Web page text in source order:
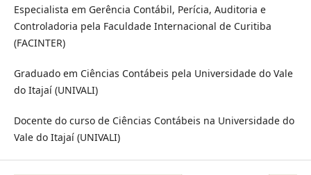
Especialista em Gerência Contábil, Perícia, Auditoria e
Controladoria pela Faculdade Internacional de Curitiba
(FACINTER)
Graduado em Ciências Contábeis pela Universidade do Vale
do Itajaí (UNIVALI)
Docente do curso de Ciências Contábeis na Universidade do
Vale do Itajaí (UNIVALI)